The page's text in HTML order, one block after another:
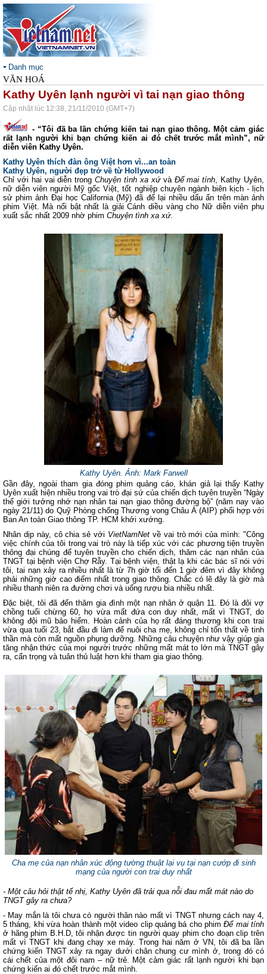
Danh mục
VĂN HOÁ
Kathy Uyên lạnh người vì tai nạn giao thông
Cập nhật lúc 12:38, 21/11/2010 (GMT+7)
- “Tôi đã ba lần chứng kiến tai nạn giao thông. Một cảm giác
rất lạnh người khi bạn chứng kiến ai đó chết trước mắt mình”, nữ
diễn viên Kathy Uyên.
Kathy Uyên thích đàn ông Việt hơn vì...an toàn
Kathy Uyên, người đẹp trở về từ Hollywood
Chỉ với hai vai diễn trongChuyện tình xa xứvà Để mai tính, Kathy Uyên,
nữ diễn viên người Mỹ gốc Việt, tốt nghiệp chuyên ngành biên kịch - lịch
sử phim ảnh Đại học California (Mỹ) đã để lại nhiều dấu ấn trên màn ảnh
phim Việt. Mà nổi bật nhất là giải Cánh diều vàng cho Nữ diễn viên phụ
xuất sắc nhất 2009 nhờ phim Chuyện tình xa xứ.
Kathy Uyên. Ảnh: Mark Farwell
Gần đây, ngoài tham gia đóng phim quảng cáo, khán giả lại thấy Kathy
Uyên xuất hiện nhiều trong vai trò đại sứ của chiến dịch tuyên truyền “Ngày
thế giới tưởng nhớ nạn nhân tai nạn giao thông đường bộ” (năm nay vào
ngày 21/11) do Quỹ Phòng chống Thương vong Châu Á (AIP) phối hợp với
Ban An toàn Giao thông TP. HCM khởi xướng.
Nhân dịp này, cô chia sẻ với VietNamNet về vai trò mới của mình: "Công
việc chính của tôi trong vai trò này là tiếp xúc với các phương tiện truyền
thông đại chúng để tuyên truyền cho chiến dịch, thăm các nạn nhân của
TNGT tại bệnh viện Chợ Rẫy. Tại bệnh viện, thật lạ khi các bác sĩ nói với
tôi, tai nạn xảy ra nhiều nhất là từ 7h giờ tối đến 1 giờ đêm vì đây không
phải những giờ cao điểm nhất trong giao thông. Chắc có lẽ đây là giờ mà
nhiều thanh niên ra đường chơi và uống rượu bia nhiều nhất.
Đặc biệt, tôi đã đến thăm gia đình một nạn nhân ở quận 11. Đó là đôi vợ
chồng tuổi chừng 60, họ vừa mất đứa con duy nhất, mất vì TNGT, do
không đội mũ bảo hiểm. Hoàn cảnh của họ rất đáng thương khi con trai
vừa qua tuổi 23, bắt đầu đi làm để nuôi cha mẹ, không chỉ tổn thất về tinh
thần mà còn mất nguồn phụng dưỡng. Những câu chuyện như vậy giúp gia
tăng nhận thức của mọi người trước những mất mát to lớn mà TNGT gây
ra, cẩn trọng và tuân thủ luật hơn khi tham gia giao thông.
Cha mẹ của nạn nhân xúc động tường thuật lại vụ tại nạn cướp đi sinh
mạng của người con trai duy nhất
- Một câu hỏi thật tế nhị, Kathy Uyên đã trải qua nỗi đau mất mát nào do
TNGT gây ra chưa?
- May mắn là tôi chưa có người thân nào mất vì TNGT nhưng cách nay 4,
5 tháng, khi vừa hoàn thành một video clip quảng bá cho phim Để mai tính
ở hãng phim B.H.D, tôi nhận được tin người quay phim cho đoạn clip trên
mất vì TNGT khi đang chạy xe máy. Trong hai năm ở VN, tôi đã ba lần
chứng kiến TNGT xảy ra ngay dưới chân chung cư mình ở, trong đó có
cái chết của một đôi nam – nữ trẻ. Một cảm giác rất lạnh người khi bạn
chứng kiến ai đó chết trước mắt mình.